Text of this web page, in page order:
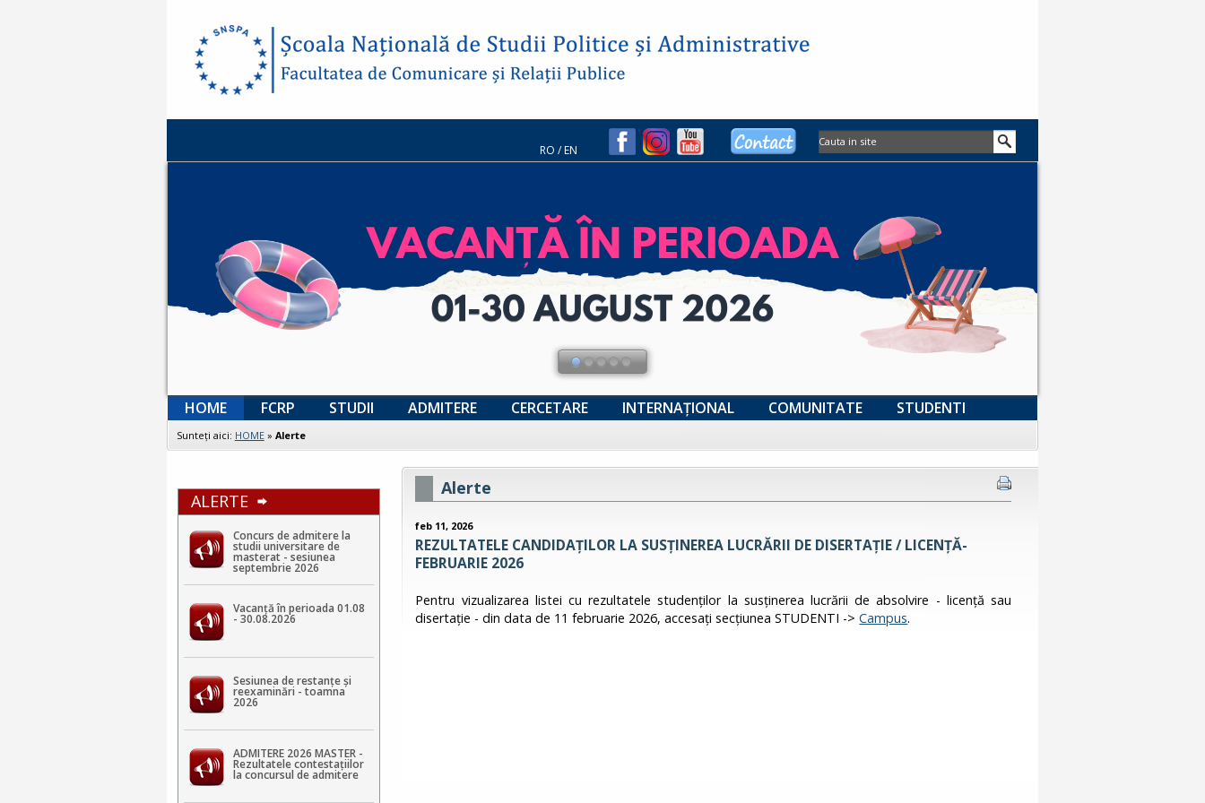
RO /EN
HOME FCRP STUDII ADMITERE CERCETARE INTERNAȚIONAL COMUNITATE STUDENTI
Sunteţi aici: HOME» Alerte
ALERTE
Concurs de admitere la
studii universitare de
masterat - sesiunea
septembrie 2026
Vacanță în perioada 01.08
- 30.08.2026
Sesiunea de restanțe și
reexaminări - toamna
2026
ADMITERE 2026 MASTER -
Rezultatele contestaţiilor
la concursul de admitere
Alerte
feb 11, 2026
REZULTATELE CANDIDAŢILOR LA SUSȚINEREA LUCRĂRII DE DISERTAȚIE / LICENȚĂ-
FEBRUARIE 2026
Pentru vizualizarea listei cu rezultatele studenţilor la susținerea lucrării de absolvire - licență sau
disertație - din data de 11 februarie 2026, accesați secțiunea STUDENTI ->Campus.